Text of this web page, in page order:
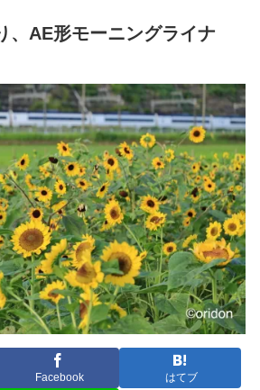
、AE形モーニングライナ
Facebook はてブ